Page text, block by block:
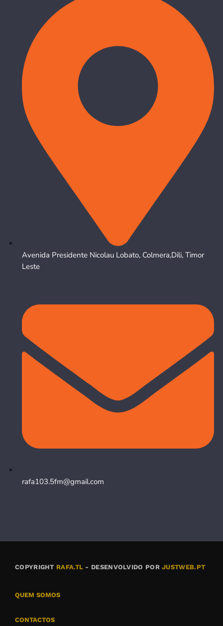
Avenida Presidente Nicolau Lobato, Colmera,Dili, Timor
Leste
rafa103.5fm@gmail.com
COPYRIGHT RAFA.TL - DESENVOLVIDO PORJUSTWEB.PT
QUEM SOMOS
CONTACTOS